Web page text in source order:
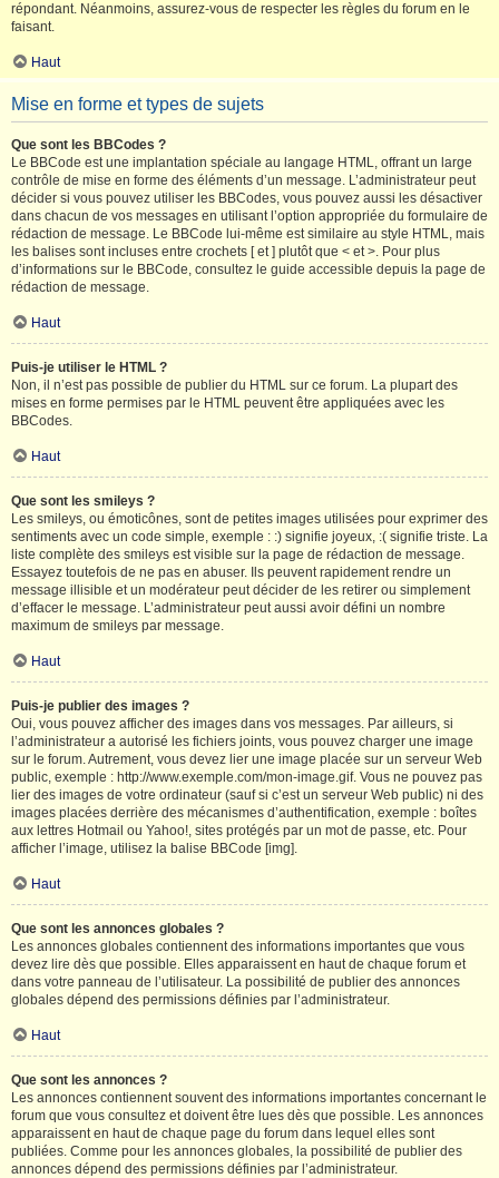
répondant. Néanmoins, assurez-vous de respecter les règles du forum en le
faisant.
Haut
Mise en forme et types de sujets
Que sont les BBCodes ?
Le BBCode est une implantation spéciale au langage HTML, offrant un large
contrôle de mise en forme des éléments d’un message. L’administrateur peut
décider si vous pouvez utiliser les BBCodes, vous pouvez aussi les désactiver
dans chacun de vos messages en utilisant l’option appropriée du formulaire de
rédaction de message. Le BBCode lui-même est similaire au style HTML, mais
les balises sont incluses entre crochets [ et ] plutôt que < et >. Pour plus
d’informations sur le BBCode, consultez le guide accessible depuis la page de
rédaction de message.
Haut
Puis-je utiliser le HTML ?
Non, il n’est pas possible de publier du HTML sur ce forum. La plupart des
mises en forme permises par le HTML peuvent être appliquées avec les
BBCodes.
Haut
Que sont les smileys ?
Les smileys, ou émoticônes, sont de petites images utilisées pour exprimer des
sentiments avec un code simple, exemple : :) signifie joyeux, :( signifie triste. La
liste complète des smileys est visible sur la page de rédaction de message.
Essayez toutefois de ne pas en abuser. Ils peuvent rapidement rendre un
message illisible et un modérateur peut décider de les retirer ou simplement
d’effacer le message. L’administrateur peut aussi avoir défini un nombre
maximum de smileys par message.
Haut
Puis-je publier des images ?
Oui, vous pouvez afficher des images dans vos messages. Par ailleurs, si
l’administrateur a autorisé les fichiers joints, vous pouvez charger une image
sur le forum. Autrement, vous devez lier une image placée sur un serveur Web
public, exemple : http://www.exemple.com/mon-image.gif. Vous ne pouvez pas
lier des images de votre ordinateur (sauf si c’est un serveur Web public) ni des
images placées derrière des mécanismes d’authentification, exemple : boîtes
aux lettres Hotmail ou Yahoo!, sites protégés par un mot de passe, etc. Pour
afficher l’image, utilisez la balise BBCode [img].
Haut
Que sont les annonces globales ?
Les annonces globales contiennent des informations importantes que vous
devez lire dès que possible. Elles apparaissent en haut de chaque forum et
dans votre panneau de l’utilisateur. La possibilité de publier des annonces
globales dépend des permissions définies par l’administrateur.
Haut
Que sont les annonces ?
Les annonces contiennent souvent des informations importantes concernant le
forum que vous consultez et doivent être lues dès que possible. Les annonces
apparaissent en haut de chaque page du forum dans lequel elles sont
publiées. Comme pour les annonces globales, la possibilité de publier des
annonces dépend des permissions définies par l’administrateur.